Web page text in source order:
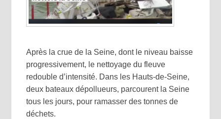
Après la crue de la Seine, dont le niveau baisse
progressivement, le nettoyage du fleuve
redouble d’intensité. Dans les Hauts-de-Seine,
deux bateaux dépollueurs, parcourent la Seine
tous les jours, pour ramasser des tonnes de
déchets.